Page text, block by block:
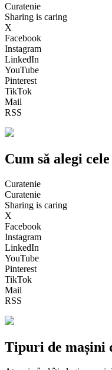
Curatenie
Sharing is caring
X
Facebook
Instagram
LinkedIn
YouTube
Pinterest
TikTok
Mail
RSS
Cum să alegi
Curatenie
Curatenie
Sharing is caring
X
Facebook
Instagram
LinkedIn
YouTube
Pinterest
TikTok
Mail
RSS
Tipuri de mașini